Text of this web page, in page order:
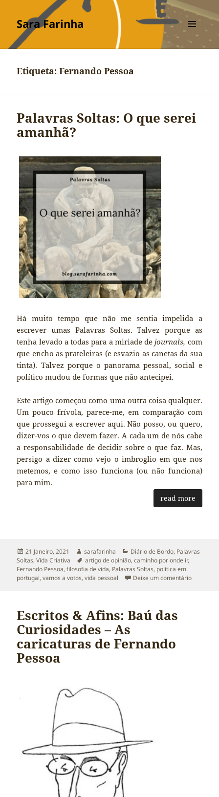
Sara Farinha
MENU
Etiqueta:Fernando Pessoa
Palavras Soltas: O que serei
amanhã?
Há muito tempo que não me sentia impelida a
escrever umas Palavras Soltas. Talvez porque as
tenha levado a todas para a miriade dejournals, com
que encho as prateleiras (e esvazio as canetas da sua
tinta). Talvez porque o panorama pessoal, social e
político mudou de formas que não antecipei.
Este artigo começou como uma outra coisa qualquer.
Um pouco frívola, parece-me, em comparação com
que prossegui a escrever aqui. Não posso, ou quero,
dizer-vos o que devem fazer. A cada um de nós cabe
a responsabilidade de decidir sobre o que faz. Mas,
persigo a dizer como vejo o imbroglio em que nos
metemos, e como isso funciona (ou não funciona)
para mim.
read more
Publicado
a
21 Janeiro, 2021 Autor
sarafarinha Categorias
Diário de Bordo, Palavras
Soltas,Vida Criativa Etiquetas
artigo de opinião,caminho por onde ir,
Fernando Pessoa,filosofia de vida, Palavras Soltas, política em
portugal,vamos a votos,vida pessoal Deixe um comentáriosobre
Escritos & Afins: Baú das
Curiosidades – As
caricaturas de Fernando
Pessoa